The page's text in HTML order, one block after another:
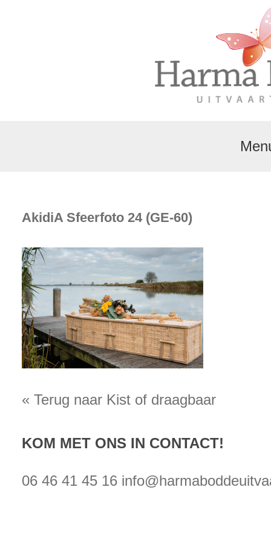
AkidiA Sfeerfoto 24 (GE-60)
« Terug naar Kist of draagbaar
KOM MET ONS IN CONTACT!
06 46 41 45 16